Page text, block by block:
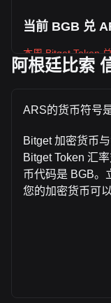
当前 BGB 兑
本周 Bitget Token
ARS)。上一交易日
通过 Bitget 了
阿根廷比索
ARS的货币符号
Bitget 加密货币
Bitget Token 汇
币代码是 BGB。
您的加密货币可